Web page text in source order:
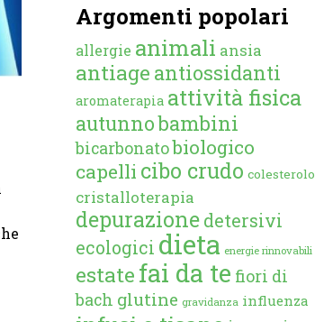
Argomenti popolari
allergie animali ansia
antiage antiossidanti
aromaterapia attività fisica
autunnobambini
bicarbonatobiologico
capelli cibo crudo colesterolo
cristalloterapia
depurazione detersivi
ecologici dieta energie rinnovabili
estate fai da te fiori di
bach glutine gravidanza influenza